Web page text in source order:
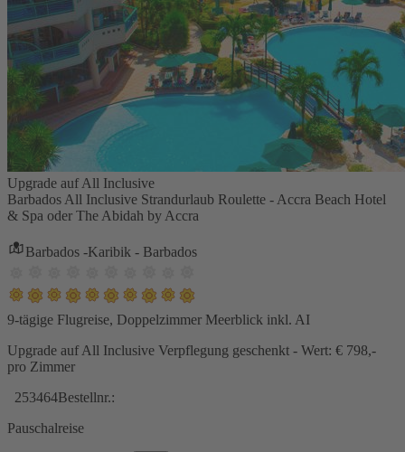
Upgrade auf All Inclusive
Barbados All Inclusive Strandurlaub Roulette - Accra Beach Hotel
& Spa oder The Abidah by Accra
Barbados -Karibik - Barbados
9-tägige Flugreise, Doppelzimmer Meerblick inkl. AI
Upgrade auf All Inclusive Verpflegung geschenkt - Wert: € 798,-
pro Zimmer
253464Bestellnr.:
Pauschalreise